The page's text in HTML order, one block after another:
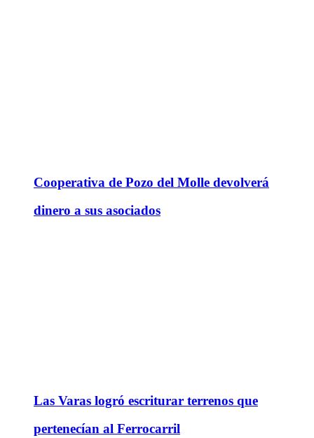
Cooperativa de Pozo del Molle devolverá
dinero a sus asociados
Las Varas logró escriturar terrenos que
pertenecían al Ferrocarril